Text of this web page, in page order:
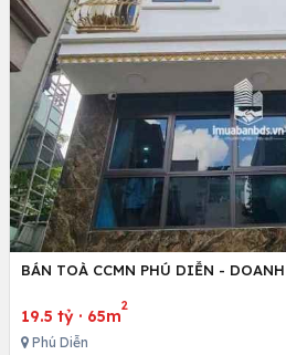
BÁN TOÀ CCMN PHÚ DIỄN -
19.5 tỷ · 65m
2
Phú Diễn